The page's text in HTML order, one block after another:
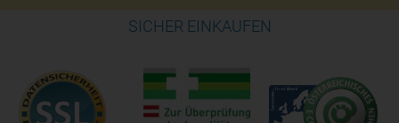
SICHER EINKAUFEN